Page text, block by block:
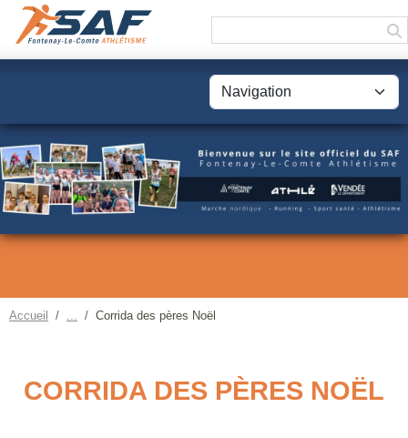
Accueil Corrida des pères Noël
CORRIDA DES PÈRES NOËL
Panneau de gestion des cookies